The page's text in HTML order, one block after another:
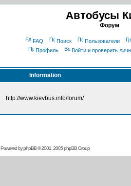
Автобусы
Форум
FAQ Поиск Пользователи
Профиль
Войти и проверить
Information
http://www.kievbus.info/forum/
Powered byphpBB© 2001, 2005 phpBB Group